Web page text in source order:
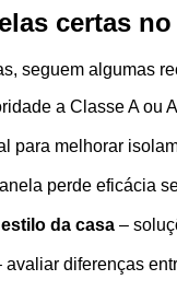
certas
seguem algumas
a Classe A ou
para melhorar
perde eficácia
da casa –
avaliar diferenças